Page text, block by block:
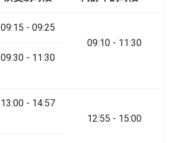
09:15 - 09:25
09:10 - 11:30
09:30 - 11:30
13:00 - 14:57
12:55 - 15:00